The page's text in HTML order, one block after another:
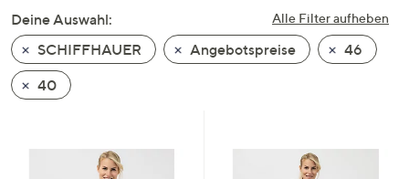
nach
unten
oder
wischen
Sie
Alle Filter aufheben
Deine Auswahl:
SCHIFFHAUER
Angebotspreise
46
40